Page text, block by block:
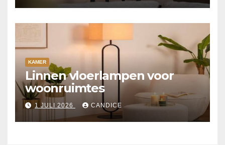
KAMER
Linnen vloerlampen voor
woonruimtes
1 JULI 2026 CANDICE